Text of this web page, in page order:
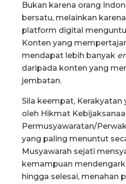
Bukan karena orang
bersatu, melainkan
platform digital
Konten yang
mendapat lebih banyak
daripada konten yang
jembatan.
Sila keempat, Kerakyatan
oleh Hikmat
Permusyawaratan/
yang paling menuntut
Musyawarah sejati
kemampuan
hingga selesai, menahan